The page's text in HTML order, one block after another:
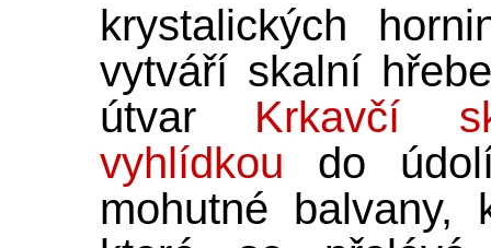
krystalických
vytváří skalní
útvar Krkavčí
vyhlídkou do
mohutné balvany,